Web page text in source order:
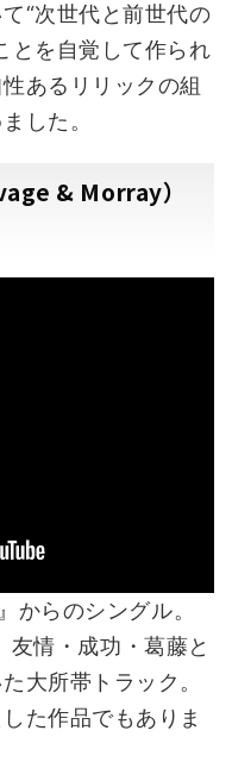
“次世代と前世代の
とを自覚して作られ
あるリリックの組
した。
& Morray）
らのシングル。
情・成功・葛藤と
大所帯トラック。
た作品でもありま